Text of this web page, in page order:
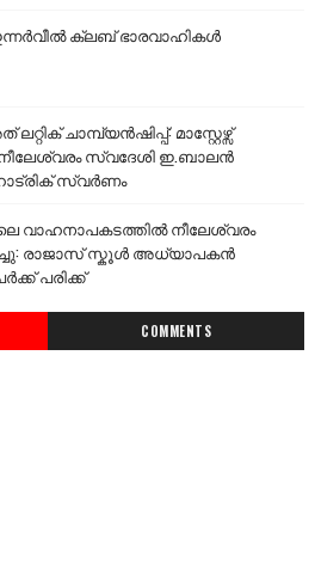
ക്ലബ് ഭാരവാഹികൾ
ചാമ്പ്യൻഷിപ്പ്: മാസ്റ്റേഴ്സ്
സ്വദേശി ഇ.ബാലൻ
സ്വർണം
വാഹനാപകടത്തിൽ നീലേശ്വരം
രാജാസ് സ്കൂൾ അധ്യാപകൻ
പരിക്ക്
COMMENTS